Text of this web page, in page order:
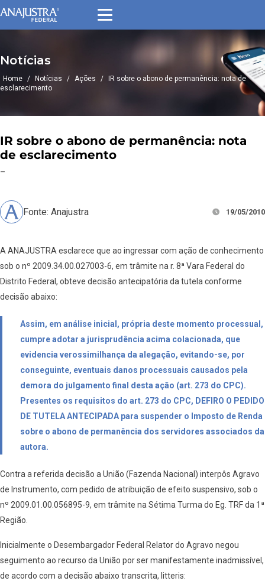
Notícias
Home / Notícias / Ações /
IR sobre o abono de permanência: nota de
esclarecimento
IR sobre o abono de permanência: nota
de esclarecimento
–
Fonte: Anajustra 19/05/2010
A ANAJUSTRA esclarece que ao ingressar com ação de conhecimento
sob o nº 2009.34.00.027003-6, em trâmite na r. 8ª Vara Federal do
Distrito Federal, obteve decisão antecipatória da tutela conforme
decisão abaixo:
Assim, em análise inicial, própria deste momento processual,
cumpre adotar a jurisprudência acima colacionada, que
evidencia verossimilhança da alegação, evitando-se, por
conseguinte, eventuais danos processuais causados pela
demora do julgamento final desta ação (art. 273 do CPC).
Presentes os requisitos do art. 273 do CPC, DEFIRO O PEDIDO
DE TUTELA ANTECIPADA para suspender o Imposto de Renda
sobre o abono de permanência dos servidores associados da
autora.
Contra a referida decisão a União (Fazenda Nacional) interpôs Agravo
de Instrumento, com pedido de atribuição de efeito suspensivo, sob o
nº 2009.01.00.056895-9, em trâmite na Sétima Turma do Eg. TRF da 1ª
Região.
Inicialmente o Desembargador Federal Relator do Agravo negou
seguimento ao recurso da União por ser manifestamente inadmissível,
de acordo com a decisão abaixo transcrita, litteris: